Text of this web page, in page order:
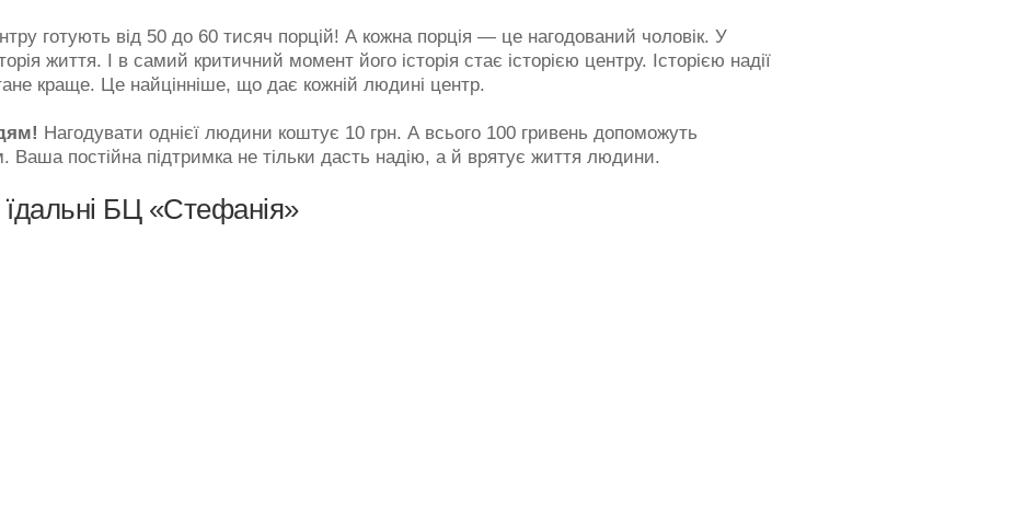
готують від 50 до 60 тисяч порцій! А кожна порція — це нагодований чоловік. У
життя. І в самий критичний момент його історія стає історією центру. Історією надії
краще. Це найцінніше, що дає кожній людині центр.
Нагодувати однієї людини коштує 10 грн. А всього 100 гривень допоможуть
Ваша постійна підтримка не тільки дасть надію, а й врятує життя людини.
їдальні БЦ «Стефанія»